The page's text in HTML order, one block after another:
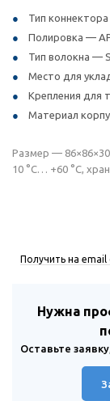
Тип
Полировка —
Тип волокна —
Место для
Крепления для
Материал
Размер —
10 °С… +60 °С,
Получить на email
Нужна
Оставьте